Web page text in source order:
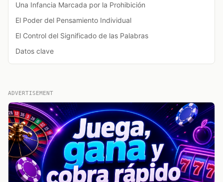
Una Infancia Marcada por la Prohibición
El Poder del Pensamiento Individual
El Control del Significado de las Palabras
Datos clave
ADVERTISEMENT